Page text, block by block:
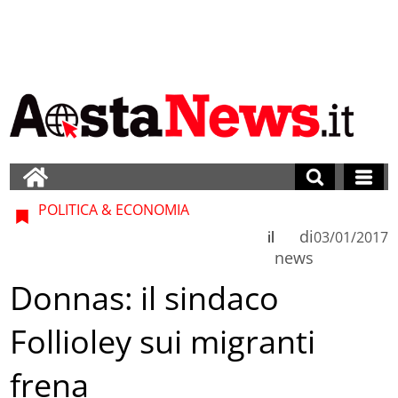
POLITICA & ECONOMIA
di
news
il 03/01/2017
Donnas: il sindaco
Follioley sui migranti
frena